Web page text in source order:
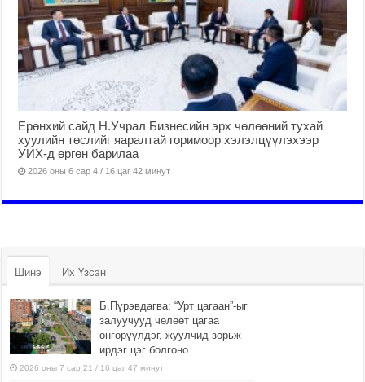
Ерөнхий сайд Н.Учрал Бизнесийн эрх чөлөөний тухай
хуулийн төслийг яаралтай горимоор хэлэлцүүлэхээр
УИХ-д өргөн барилаа
2026 оны 6 сар 4 / 16 цаг 42 минут
Шинэ Их Үзсэн
Б.Пүрэвдагва: “Урт цагаан”-ыг
залуучууд чөлөөт цагаа
өнгөрүүлдэг, жуулчид зорьж
ирдэг цэг болгоно
2026 оны 7 сар 21 / 16 цаг 47 минут